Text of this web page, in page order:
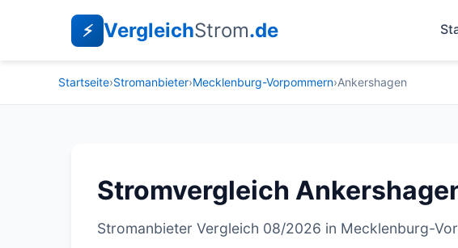
⚡ VergleichStrom.de
Startseite›Stromanbieter›Mecklenburg-Vorpommern›Ankershagen
Stromvergleich
Stromanbieter Vergleich 08/2026 in Mecklenburg-